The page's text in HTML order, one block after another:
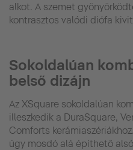
alkot. A szemet
kontrasztos valódi diófa
Sokoldalúan
belső dizájn
Az XSquare sokoldalúan
illeszkedik a DuraSquare,
Comforts
úgy mosdó alá építhető